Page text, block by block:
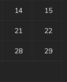
14 15
21 22
28 29